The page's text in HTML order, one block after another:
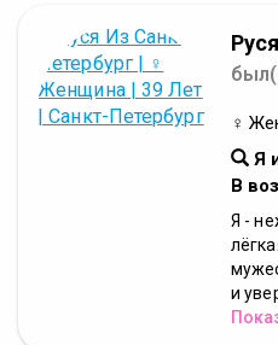
Руся
♀
Я
В
Я -
и